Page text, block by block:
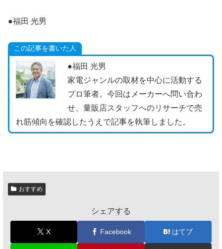
●福田 光男
この記事を書いた人
●福田 光男
家電ジャンルの取材を中心に活動する
プロ筆者。今回はメーカーへ問い合わ
せ、量販店スタッフへのリサーチで売
れ筋傾向を確認したうえで記事を執筆しました。
おすすめ
シェアする
X Facebook はてブ